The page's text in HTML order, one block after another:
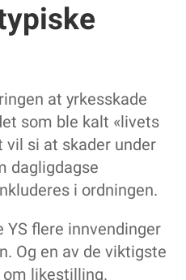
at yrkesskade
som ble kalt «livets
vil si at skader under
dagligdagse
i ordningen.
YS flere innvendinger
Og en av de viktigste
likestilling.